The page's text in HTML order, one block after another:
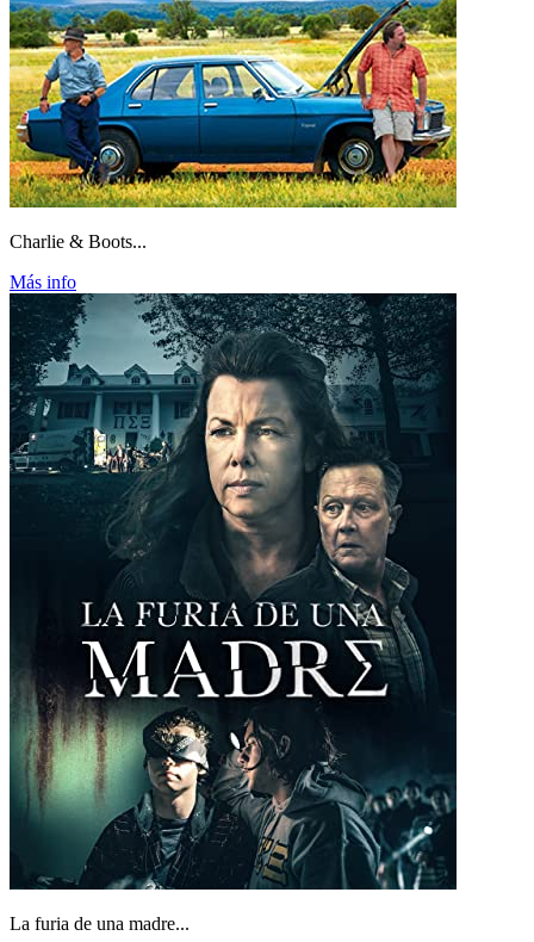
Charlie & Boots...
Más info
La furia de una madre...